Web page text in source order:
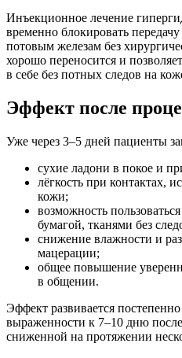
Инъекционное лечение
временно блокировать
потовым железам без
хорошо переносится и
в себе без потных следов на
Эффект после
Уже через 3–5 дней пациенты
сухие ладони в покое и
лёгкость при контактах,
кожи;
возможность
бумагой, тканями без
снижение влажности и
мацерации;
общее повышение
в общении.
Эффект развивается
выраженности к 7–10 дню
сниженной на протяжении